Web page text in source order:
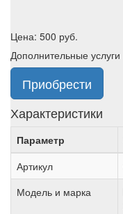
Цена: 500 руб.
Дополнительные услуги
Приобрести
Характеристики
Параметр
Артикул
Модель и марка